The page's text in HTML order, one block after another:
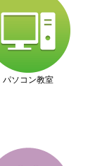
パソコン教室